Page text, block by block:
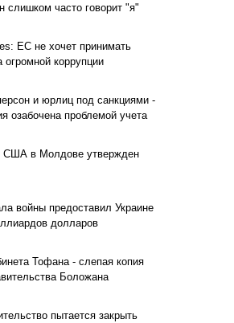
слишком часто говорит "я"
ЕС не хочет принимать
огромной коррупции
и юрлиц под санкциями -
озабочена проблемой учета
США в Молдове утвержден
войны предоставил Украине
долларов
Тофана - слепая копия
Боложана
пытается закрыть